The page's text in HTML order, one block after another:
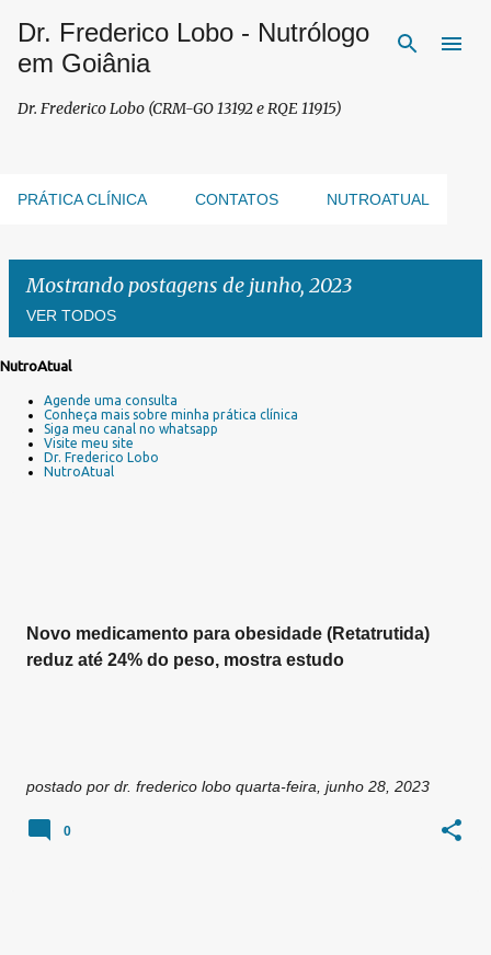
Pular para o conteúdo principal
Dr. Frederico Lobo - Nutrólogo
em Goiânia
Dr. Frederico Lobo (CRM-GO 13192 e RQE 11915)
PRÁTICA CLÍNICA CONTATOS NUTROATUAL
Mostrando postagens de junho, 2023
VER TODOS
NutroAtual
Agende uma consulta
Conheça mais sobre minha prática clínica
Siga meu canal no whatsapp
Visite meu site
Dr. Frederico Lobo
NutroAtual
Novo medicamento para obesidade (Retatrutida)
reduz até 24% do peso, mostra estudo
postado por dr. frederico lobo quarta-feira, junho 28, 2023
0